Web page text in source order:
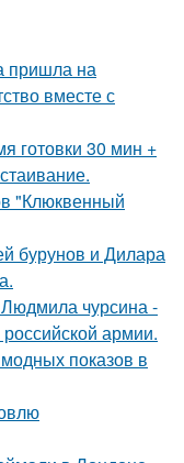
пришла на
вместе с
готовки 30 мин +
"Клюквенный
бурунов и Дилара
чурсина -
армии.
показов в